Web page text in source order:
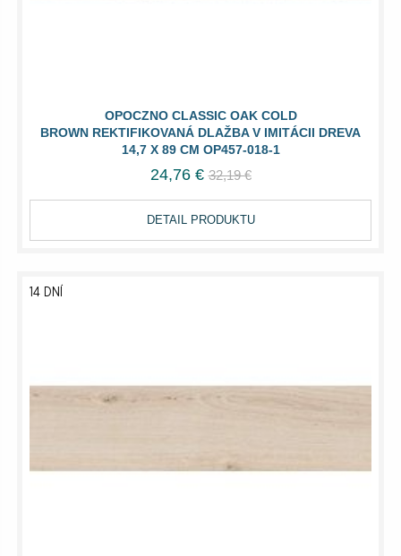
OPOCZNO CLASSIC OAK COLD
BROWN REKTIFIKOVANÁ DLAŽBA V IMITÁCII DREVA
14,7 X 89 CM OP457-018-1
24,76 € 32,19 €
DETAIL PRODUKTU
14 DNÍ